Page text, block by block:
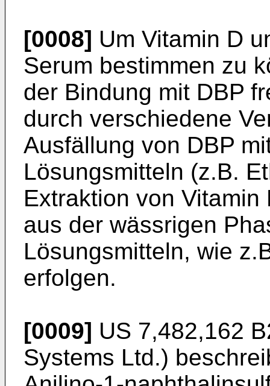
[0008] Um Vitamin D
Serum bestimmen zu
der Bindung mit DBP
durch verschiedene
Ausfällung von DBP
Lösungsmitteln (z.B.
Extraktion von
aus der wässrigen
Lösungsmitteln, wie
erfolgen.
[0009] US 7,482,162
Systems Ltd.)